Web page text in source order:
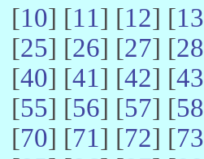
[10] [11] [12] [13
[25] [26] [27] [28
[40] [41] [42] [43
[55] [56] [57] [58
[70] [71] [72] [73